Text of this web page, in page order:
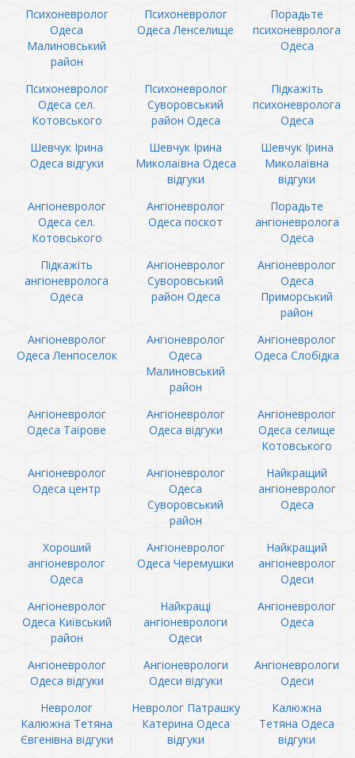
Психоневролог
Одеса
Малиновський
район
Психоневролог
Одеса Ленселище
Порадьте
психоневролога
Одеса
Психоневролог
Одеса сел.
Котовського
Психоневролог
Суворовський
район Одеса
Підкажіть
психоневролога
Одеса
Шевчук Ірина
Одеса відгуки
Шевчук Ірина
Миколаївна Одеса
відгуки
Шевчук Ірина
Миколаївна
відгуки
Ангіоневролог
Одеса сел.
Котовського
Ангіоневролог
Одеса поскот
Порадьте
ангіоневролога
Одеса
Підкажіть
ангіоневролога
Одеса
Ангіоневролог
Суворовський
район Одеса
Ангіоневролог
Одеса
Приморський
район
Ангіоневролог
Одеса Ленпоселок
Ангіоневролог
Одеса
Малиновський
район
Ангіоневролог
Одеса Слобідка
Ангіоневролог
Одеса Таїрове
Ангіоневролог
Одеса відгуки
Ангіоневролог
Одеса селище
Котовського
Ангіоневролог
Одеса центр
Ангіоневролог
Одеса
Суворовський
район
Найкращий
ангіоневролог
Одеса
Хороший
ангіоневролог
Одеса
Ангіоневролог
Одеса Черемушки
Найкращий
ангіоневролог
Одеси
Ангіоневролог
Одеса Київський
район
Найкращі
ангіоневрологи
Одеси
Ангіоневролог
Одеса
Ангіоневролог
Одеса відгуки
Ангіоневрологи
Одеси відгуки
Ангіоневрологи
Одеси
Невролог
Калюжна Тетяна
Євгенівна відгуки
Невролог Патрашку
Катерина Одеса
відгуки
Калюжна
Тетяна Одеса
відгуки